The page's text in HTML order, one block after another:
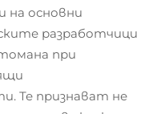
на основни
разработчици
при
Те признават не